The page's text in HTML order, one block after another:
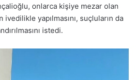
onlarca kişiye mezar olan
ivedilikle yapılmasını, suçluların da
istedi.